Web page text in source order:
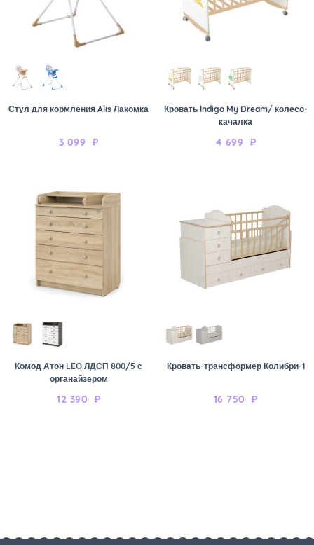
Стул для кормления Alis Лакомка
3 099 ₽
Кровать Indigo My Dream/ колесо-
качалка
4 699 ₽
Комод Атон LEO ЛДСП 800/5 с
органайзером
12 390 ₽
Кровать-трансформер Колибри-1
16 750 ₽